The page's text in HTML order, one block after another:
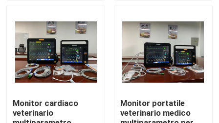
Circa noi
Giro della fabbrica
Monitor cardiaco
veterinario
Monitor portatile
veterinario medico